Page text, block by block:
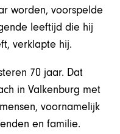
worden, voorspelde
leeftijd die hij
verklapte hij.
70 jaar. Dat
in Valkenburg met
voornamelijk
en familie.